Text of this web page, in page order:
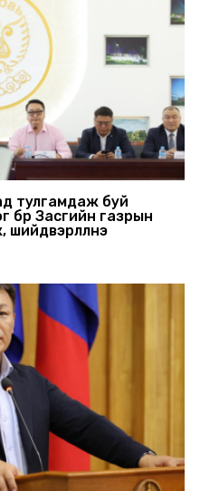
тулгамдаж буй
бүр Засгийн газрын